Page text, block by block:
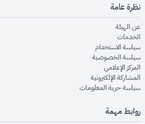
نظرة عامة
عن الهيئةopens in new window
الخدماتopens in new window
سياسة الاستخدام
سياسة الخصوصيةopens in new window
المركز الإعلاميopens in new window
المشاركة الإلكترونيةopens in new window
سياسة حرية المعلوماتopens in new window
روابط مهمة